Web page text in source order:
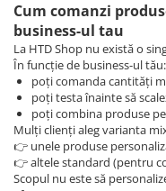
Cum comanzi
business-ul tau
La HTD Shop nu există o
În funcție de business-ul tău:
poți comanda cantități
poți testa înainte să
poți combina produse
Mulți clienți aleg varianta
👉 unele produse
👉 altele standard (pentru
Scopul nu este să